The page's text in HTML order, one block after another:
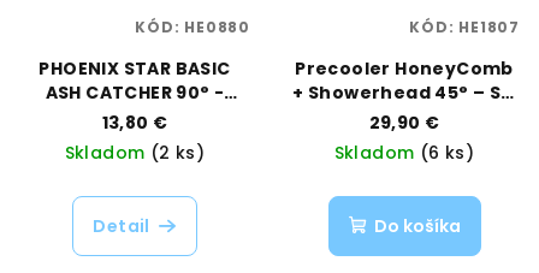
PHOENIX STAR BASIC
ASH CATCHER 90° -
14MM
13,80 €
Skladom (2 ks)
Detail
KÓD: HE0880
Precooler HoneyComb
+ Showerhead 45° – SG
19 mm | Black Leaf |
Vaporama
29,90 €
Skladom (6 ks)
Do košíka
KÓD: HE1807